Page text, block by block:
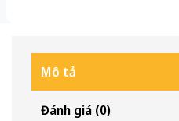
Mô tả
Đánh giá (0)